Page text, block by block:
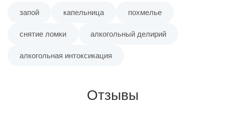
запой капельница похмелье
снятие ломки алкогольный делирий
алкогольная интоксикация
Отзывы